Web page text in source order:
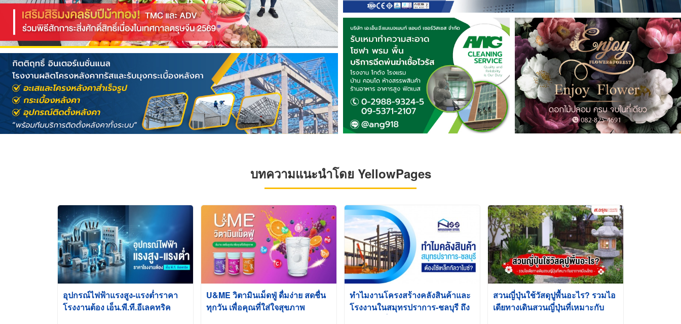
บทความแนะนำโดย YellowPages
อุปกรณ์ไฟฟ้าแรงสูง-แรงต่ำราคา
โรงงานต้อง เอ็น.พี.ที.อีเลคทริค
U&ME วิตามินเม็ดฟู่ ดื่มง่าย สดชื่น
ทุกวัน เพื่อคุณที่ใส่ใจสุขภาพ
ทำไมงานโครงสร้างคลังสินค้าและ
โรงงานในสมุทรปราการ-ชลบุรี ถึง
สวนญี่ปุ่นใช้วัสดุปูพื้นอะไร? รวมไอ
เดียทางเดินสวนญี่ปุ่นที่เหมาะกับ